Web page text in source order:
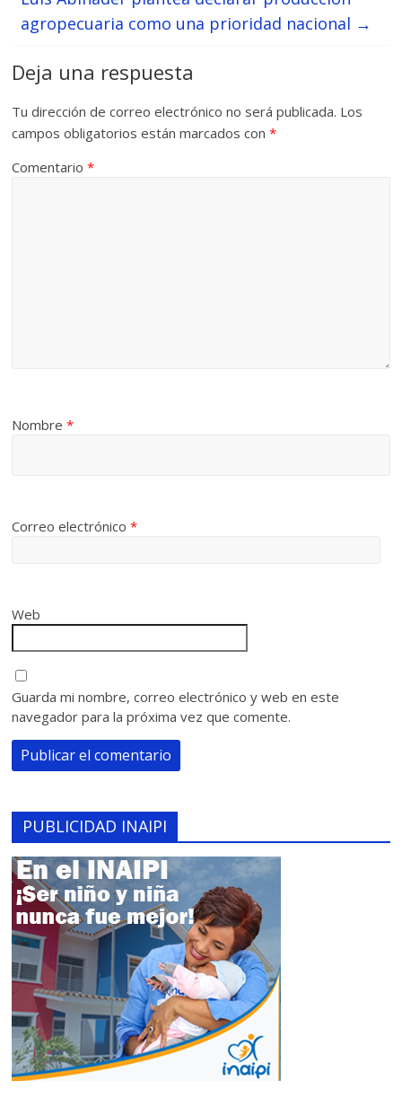
agropecuaria como una prioridad nacional →
Deja una respuesta
Tu dirección de correo electrónico no será publicada. Los
campos obligatorios están marcados con*
Comentario*
Nombre*
Correo electrónico*
Web
Guarda mi nombre, correo electrónico y web en este
navegador para la próxima vez que comente.
PUBLICIDAD INAIPI